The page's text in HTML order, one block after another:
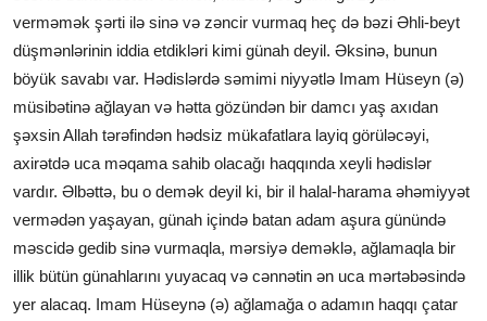
verməmək şərti ilə sinə və zəncir vurmaq heç də bəzi Əhli-beyt
düşmənlərinin iddia etdikləri kimi günah deyil. Əksinə, bunun
böyük savabı var. Hədislərdə səmimi niyyətlə Imam Hüseyn (ə)
müsibətinə ağlayan və hətta gözündən bir damcı yaş axıdan
şəxsin Allah tərəfindən hədsiz mükafatlara layiq görüləcəyi,
axirətdə uca məqama sahib olacağı haqqında xeyli hədislər
vardır. Əlbəttə, bu o demək deyil ki, bir il halal-harama əhəmiyyət
vermədən yaşayan, günah içində batan adam aşura günündə
məscidə gedib sinə vurmaqla, mərsiyə deməklə, ağlamaqla bir
illik bütün günahlarını yuyacaq və cənnətin ən uca mərtəbəsində
yer alacaq. Imam Hüseynə (ə) ağlamağa o adamın haqqı çatar